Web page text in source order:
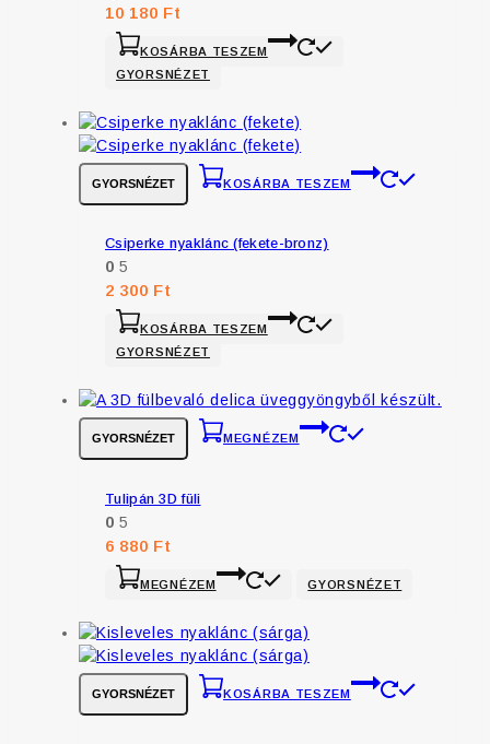
10 180 Ft
KOSÁRBA TESZEM
GYORSNÉZET
GYORSNÉZET KOSÁRBA TESZEM
Csiperke nyaklánc (fekete-bronz)
0 5
2 300 Ft
KOSÁRBA TESZEM
GYORSNÉZET
GYORSNÉZET MEGNÉZEM
Tulipán 3D füli
0 5
6 880 Ft
MEGNÉZEM GYORSNÉZET
GYORSNÉZET KOSÁRBA TESZEM